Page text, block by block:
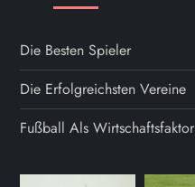
Die Besten Spieler
Die Erfolgreichsten Vereine
Fußball Als Wirtschaftsfaktor